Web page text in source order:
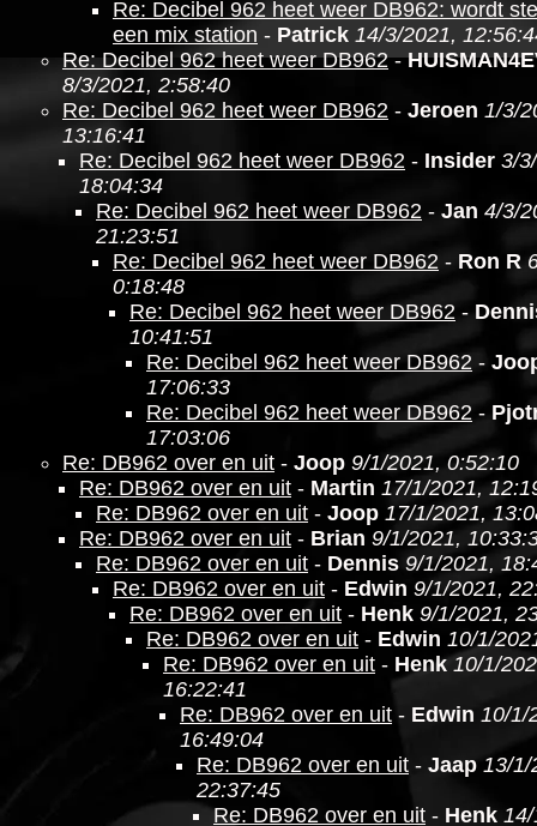
Re: Decibel 962 heet weer DB962: wordt
een mix station - Patrick 14/3/2021,
Re: Decibel 962 heet weer DB962-
8/3/2021, 2:58:40
Re: Decibel 962 heet weer DB962 - Jeroen 1/3/
13:16:41
Re: Decibel 962 heet weer DB962 - Insider 3/
18:04:34
Re: Decibel 962 heet weer DB962 - Jan 4/3/
21:23:51
Re: Decibel 962 heet weer DB962 - Ron R
0:18:48
Re: Decibel 962 heet weer DB962 -
10:41:51
Re: Decibel 962 heet weer DB962 -
17:06:33
Re: Decibel 962 heet weer DB962 -
17:03:06
Re: DB962 over en uit - Joop 9/1/2021, 0:52:10
Re: DB962 over en uit - Martin 17/1/2021,
Re: DB962 over en uit - Joop 17/1/2021,
Re: DB962 over en uit - Brian 9/1/2021,
Re: DB962 over en uit - Dennis 9/1/2021,
Re: DB962 over en uit - Edwin 9/1/2021,
Re: DB962 over en uit - Henk 9/1/2021,
Re: DB962 over en uit - Edwin 10/1/
Re: DB962 over en uit - Henk 10/1/
16:22:41
Re: DB962 over en uit - Edwin 10/1/
16:49:04
Re: DB962 over en uit - Jaap 13/1/
22:37:45
Re: DB962 over en uit - Henk